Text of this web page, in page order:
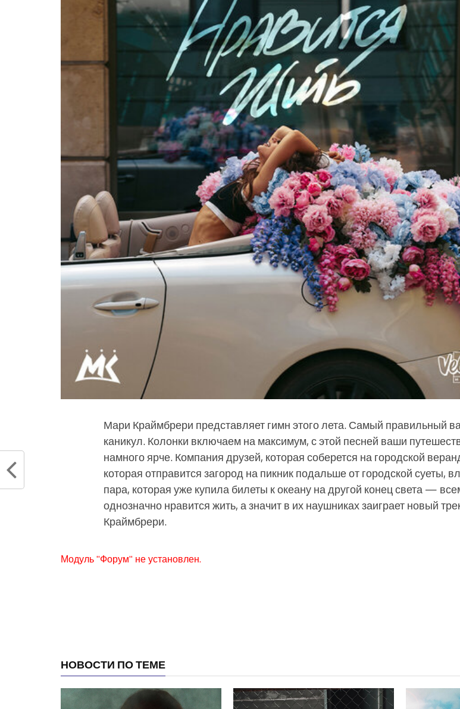
Мари Краймбрери представляет гимн этого лета. Самый правильный
каникул. Колонки включаем на максимум, с этой песней ваши
намного ярче. Компания друзей, которая соберется на городской
которая отправится загород на пикник подальше от городской суеты,
пара, которая уже купила билеты к океану на другой конец света —
однозначно нравится жить, а значит в их наушниках заиграет новый
Краймбрери.
Модуль "Форум" не установлен.
НОВОСТИ ПО ТЕМЕ